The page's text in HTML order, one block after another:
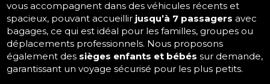
vous accompagnent dans des véhicules récents et
spacieux, pouvant accueillir jusqu’à 7 passagers avec
bagages, ce qui est idéal pour les familles, groupes ou
déplacements professionnels. Nous proposons
également des sièges enfants et bébés sur demande,
garantissant un voyage sécurisé pour les plus petits.